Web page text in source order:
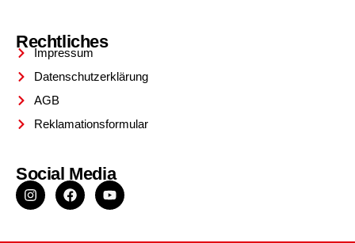
Rechtliches
Impressum
Datenschutzerklärung
AGB
Reklamationsformular
Social Media